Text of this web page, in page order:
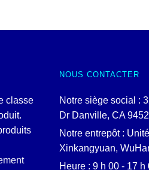
classe
NOUS CONTACTER
Notre siège social :
Dr Danville, CA
Notre entrepôt :
Xinkangyuan,
Heure : 9 h 00 - 17